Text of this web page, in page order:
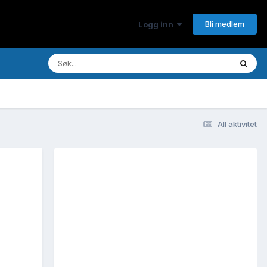
Logg inn Bli medlem
All aktivitet